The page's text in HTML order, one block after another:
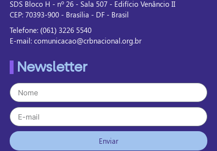
SDS Bloco H - nº 26 - Sala 507 - Edifício Venâncio II
CEP: 70393-900 - Brasília - DF - Brasil
Telefone: (061) 3226 5540
E-mail: comunicacao@crbnacional.org.br
Newsletter
Enviar